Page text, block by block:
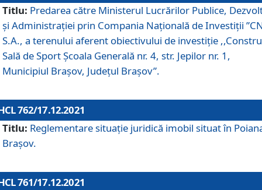
Titlu: Predarea către Ministerul Lucrărilor Publice,
și Administrației prin Compania Naţională de Investiţii
S.A., a terenului aferent obiectivului de investiție
Sală de Sport Școala Generală nr. 4, str. Jepilor nr. 1,
Municipiul Brașov, Județul Brașov”.
762/17.12.2021
Titlu: Reglementare situație juridică imobil situat în
Brașov.
761/17.12.2021